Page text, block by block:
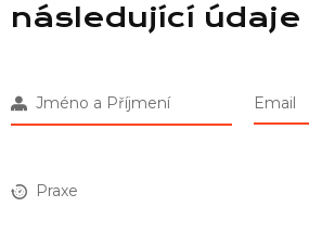
následující údaje
Jméno a Příjmení Email
Praxe